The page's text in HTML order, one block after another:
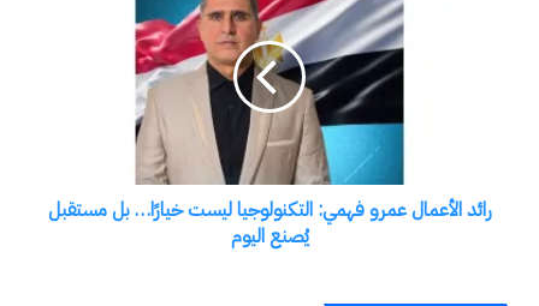
المحيطة وربطها بالشبكة الرئيسية، بتمويل من “جهاز
3. إنشاء طريق حمام موسى: بطول 2.5 كيلو متر
وعرض 25 مترًا، بتكلفة 127 مليون جنيه، ليكون محوراً
تنمويًا وسياحيًا جديدًا في طور سيناء، بتمويل من “جهاز
التعمير”
· ثالثاً: الطرق الداخلية ودعم المشروعات القومية: